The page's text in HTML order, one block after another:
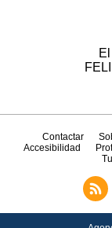
Contactar
Accesibilidad